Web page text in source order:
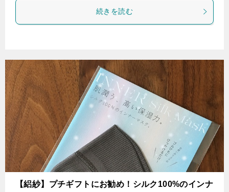
続きを読む
【絽紗】プチギフトにお勧め！シルク100%のインナ